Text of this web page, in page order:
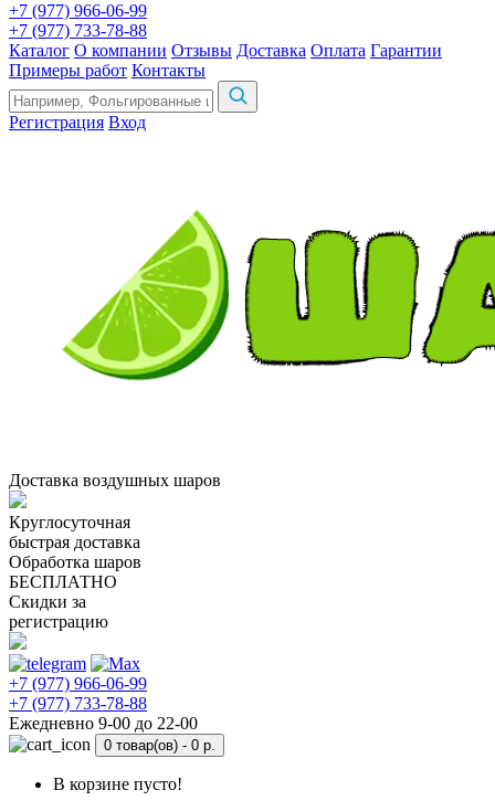
+7 (977) 966-06-99
+7 (977) 733-78-88
Каталог О компании Отзывы Доставка Оплата Гарантии
Примеры работ Контакты
Регистрация Вход
Доставка воздушных шаров
Круглосуточная
быстрая доставка
Обработка шаров
БЕСПЛАТНО
Скидки за
регистрацию
+7 (977) 966-06-99
+7 (977) 733-78-88
Ежедневно 9-00 до 22-00
0 товар(ов) - 0 р.
В корзине пусто!